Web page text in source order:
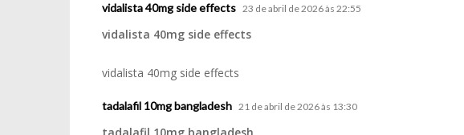
vidalista 40mg side effects 23 de abril de 2026 às 22:55
vidalista 40mg side effects
vidalista 40mg side effects
tadalafil 10mg bangladesh 21 de abril de 2026 às 13:30